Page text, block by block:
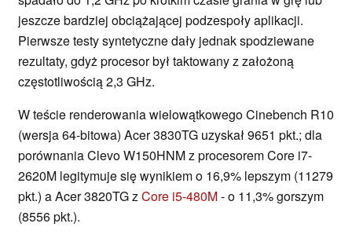
jeszcze bardziej obciążającej podzespoły aplikacji.
Pierwsze testy syntetyczne dały jednak spodziewane
rezultaty, gdyż procesor był taktowany z założoną
częstotliwością 2,3 GHz.
W teście renderowania wielowątkowego Cinebench R10
(wersja 64-bitowa) Acer 3830TG uzyskał 9651 pkt.; dla
porównania Clevo W150HNM z procesorem Core i7-
2620M legitymuje się wynikiem o 16,9% lepszym (11279
pkt.) a Acer 3820TG zCore i5-480M- o 11,3% gorszym
(8556 pkt.).